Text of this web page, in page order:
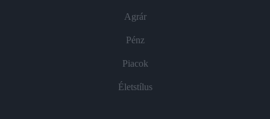
Agrár
Pénz
Piacok
Életstílus